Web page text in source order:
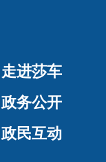
走进莎车
政务公开
政民互动